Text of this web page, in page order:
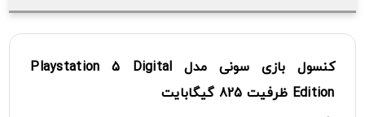
کنسول بازی سونی مدل Playstation 5
Digital
Edition ظرفیت 825 گیگابایت